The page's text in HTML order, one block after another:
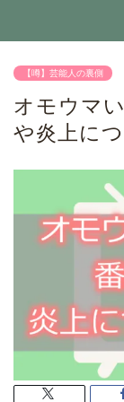
【噂】芸能人の裏側
オモウマ
や炎上に